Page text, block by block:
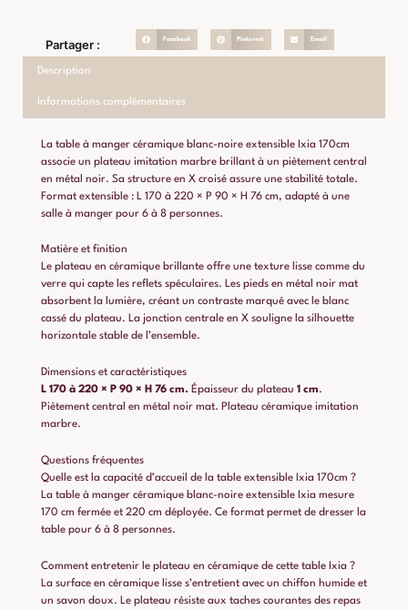
Partager : Facebook Pinterest Email
Description
Informations complémentaires
La table à manger céramique blanc-noire extensible Ixia 170cm
associe un plateau imitation marbre brillant à un piètement central
en métal noir. Sa structure en X croisé assure une stabilité totale.
Format extensible : L 170 à 220 × P 90 × H 76 cm, adapté à une
salle à manger pour 6 à 8 personnes.
Matière et finition
Le plateau en céramique brillante offre une texture lisse comme du
verre qui capte les reflets spéculaires. Les pieds en métal noir mat
absorbent la lumière, créant un contraste marqué avec le blanc
cassé du plateau. La jonction centrale en X souligne la silhouette
horizontale stable de l’ensemble.
Dimensions et caractéristiques
L 170 à 220 × P 90 × H 76 cm. Épaisseur du plateau 1 cm.
Piètement central en métal noir mat. Plateau céramique imitation
marbre.
Questions fréquentes
Quelle est la capacité d’accueil de la table extensible Ixia 170cm ?
La table à manger céramique blanc-noire extensible Ixia mesure
170 cm fermée et 220 cm déployée. Ce format permet de dresser la
table pour 6 à 8 personnes.
Comment entretenir le plateau en céramique de cette table Ixia ?
La surface en céramique lisse s’entretient avec un chiffon humide et
un savon doux. Le plateau résiste aux taches courantes des repas